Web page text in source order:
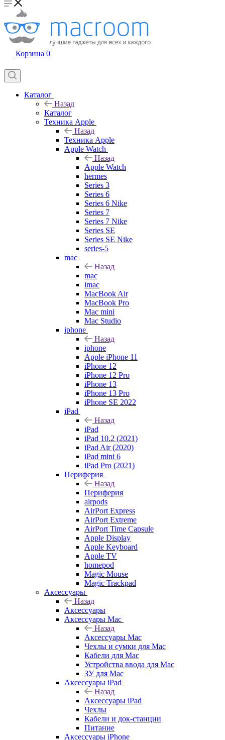
Корзина 0
Каталог
Назад
Каталог
Техника Apple
Назад
Техника Apple
Apple Watch
Назад
Apple Watch
hermes
Series 3
Series 6
Series 6 Nike
Series 7
Series 7 Nike
Series SE
Series SE Nike
series-5
mac
Назад
mac
imac
MacBook Air
MacBook Pro
Mac mini
Mac Studio
iphone
Назад
iphone
Apple iPhone 11
iPhone 12
iPhone 12 Pro
iPhone 13
iPhone 13 Pro
iPhone SE 2022
iPad
Назад
iPad
iPad 10.2 (2021)
iPad Air (2020)
iPad mini 6
iPad Pro (2021)
Периферия
Назад
Периферия
airpods
AirPort Express
AirPort Extreme
AirPort Time Capsule
Apple Display
Apple Keyboard
Apple TV
homepod
Magic Mouse
Magic Trackpad
Аксессуары
Назад
Аксессуары
Аксессуары Mac
Назад
Аксессуары Mac
Чехлы и сумки для Mac
Кабели для Mac
Устройства ввода для Mac
ЗУ для Mac
Аксессуары iPad
Назад
Аксессуары iPad
Чехлы
Кабели и док-станции
Питание
Аксессуары iPhone